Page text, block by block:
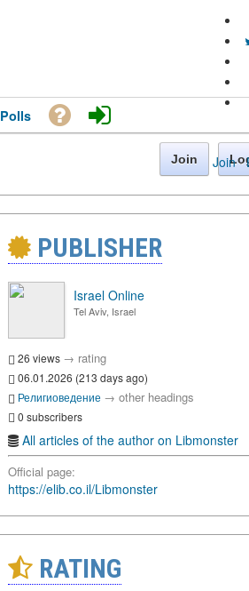
Join ·
Polls
Join
PUBLISHER
Israel Online
Tel Aviv, Israel
26 views → rating
06.01.2026 (213 days ago)
Религиоведение → other headings
0 subscribers
All articles of the author on Libmonster
Official page:
https://elib.co.il/Libmonster
RATING